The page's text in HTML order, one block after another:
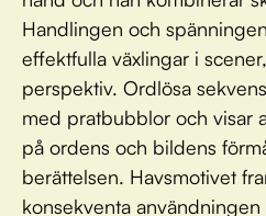
Handlingen och
effektfulla växlingar i
perspektiv. Ordlösa
med pratbubblor och visar
på ordens och bildens
berättelsen. Havsmotivet
konsekventa